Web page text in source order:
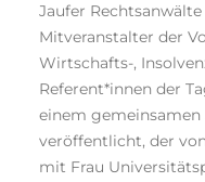
Jaufer
Mitveranstalter der
Wirtschafts-,
Referent*innen der
einem
veröffentlicht, der
mit Frau